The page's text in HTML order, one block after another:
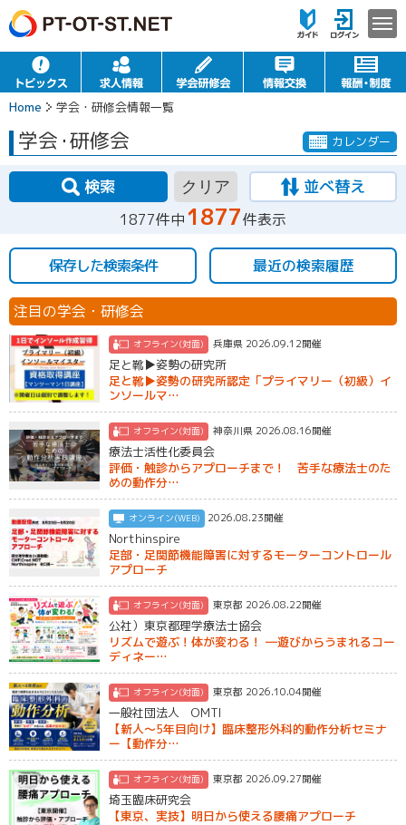
Home 学会・研修会情報一覧
学会・研修会 カレンダー
検索 クリア 並べ替え
1877件中1877件表示
保存した検索条件 最近の検索履歴
注目の学会・研修会
オフライン(対面) 兵庫県 2026.09.12開催
足と靴▶姿勢の研究所
足と靴▶姿勢の研究所認定「プライマリー（初級）イ
ンソールマ…
オフライン(対面) 神奈川県 2026.08.16開催
療法士活性化委員会
評価・触診からアプローチまで！ 苦手な療法士のた
めの動作分…
オンライン(WEB) 2026.08.23開催
Northinspire
足部・足関節機能障害に対するモーターコントロール
アプローチ
オフライン(対面) 東京都 2026.08.22開催
公社）東京都理学療法士協会
リズムで遊ぶ！体が変わる！ ―遊びからうまれるコー
ディネー…
オフライン(対面) 東京都 2026.10.04開催
一般社団法人 OMTI
【新人〜5年目向け】臨床整形外科的動作分析セミナ
ー【動作分…
オフライン(対面) 東京都 2026.09.27開催
埼玉臨床研究会
【東京、実技】明日から使える腰痛アプローチ